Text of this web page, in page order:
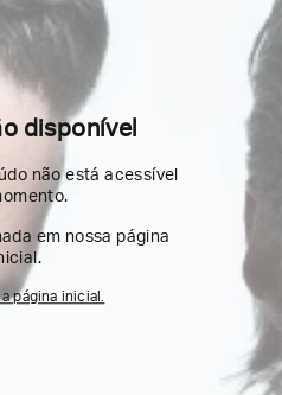
disponível
não está acessível
em nossa página
página inicial.